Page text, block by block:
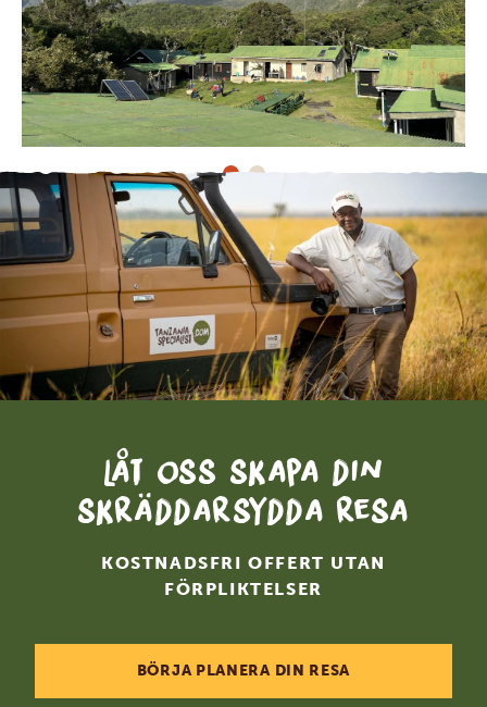
Låt oss skapa din
skräddarsydda resa
KOSTNADSFRI OFFERT UTAN
FÖRPLIKTELSER
BÖRJA PLANERA DIN RESA